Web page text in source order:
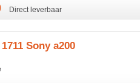
Direct leverbaar
Sony a200